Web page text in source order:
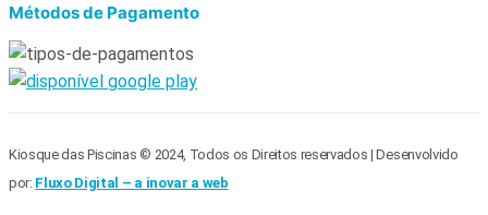
Métodos de Pagamento
Kiosque das Piscinas © 2024, Todos os Direitos reservados | Desenvolvido
por: Fluxo Digital – a inovar a web